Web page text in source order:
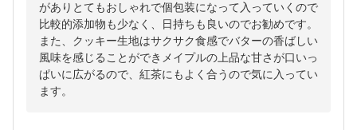
がありとてもおしゃれで個包装になって入っていくので
比較的添加物も少なく、日持ちも良いのでお勧めです。
また、クッキー生地はサクサク食感でバターの香ばしい
風味を感じることができメイプルの上品な甘さが口いっ
ぱいに広がるので、紅茶にもよく合うので気に入ってい
ます。